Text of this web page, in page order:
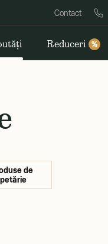
Contact
Reduceri %
de